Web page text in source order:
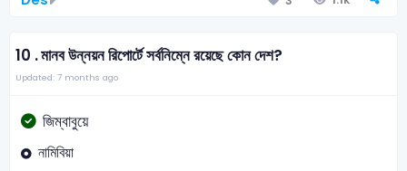
10 .মানব উন্নয়ন রিপোর্টে সর্বনিম্নে রয়েছে কোন দেশ?
Updated: 7 months ago
জিম্বাবুয়ে
নামিবিয়া